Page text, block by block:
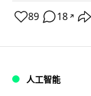
89 18 ↗
人工智能